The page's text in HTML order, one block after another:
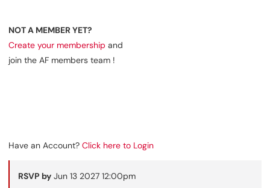
NOT A MEMBER YET?
Create your membership and
join the AF members team !
Have an Account? Click here to Login
RSVP by Jun 13 2027 12:00pm